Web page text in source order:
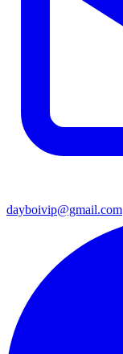
dayboivip@gmail.com